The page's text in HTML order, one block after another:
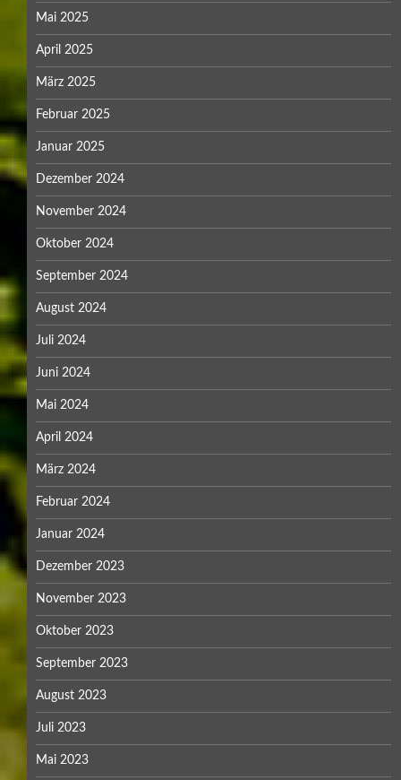
Mai 2025
April 2025
März 2025
Februar 2025
Januar 2025
Dezember 2024
November 2024
Oktober 2024
September 2024
August 2024
Juli 2024
Juni 2024
Mai 2024
April 2024
März 2024
Februar 2024
Januar 2024
Dezember 2023
November 2023
Oktober 2023
September 2023
August 2023
Juli 2023
Mai 2023